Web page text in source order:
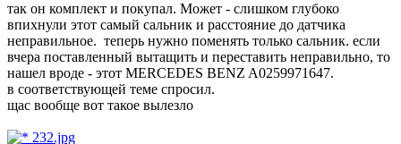
так он комплект и покупал. Может - слишком глубоко
впихнули этот самый сальник и расстояние до датчика
неправильное. теперь нужно поменять только сальник. если
вчера поставленный вытащить и переставить неправильно, то
нашел вроде - этот MERCEDES BENZ A0259971647.
в соответствующей теме спросил.
щас вообще вот такое вылезло
232.jpg